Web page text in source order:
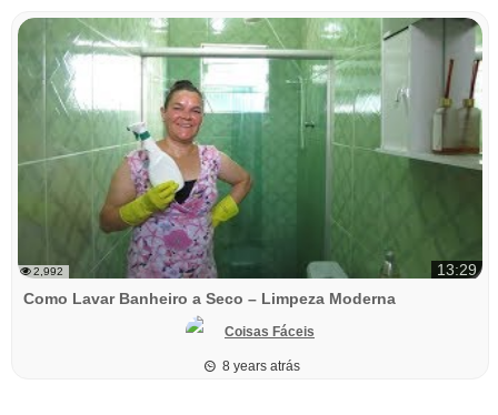
2,992
13:29
Como Lavar Banheiro a Seco – Limpeza Moderna
Coisas Fáceis
8 years atrás